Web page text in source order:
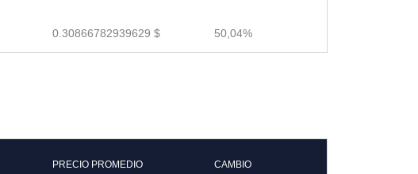
0.30866782939629 $ 50,04%
PRECIO PROMEDIO CAMBIO